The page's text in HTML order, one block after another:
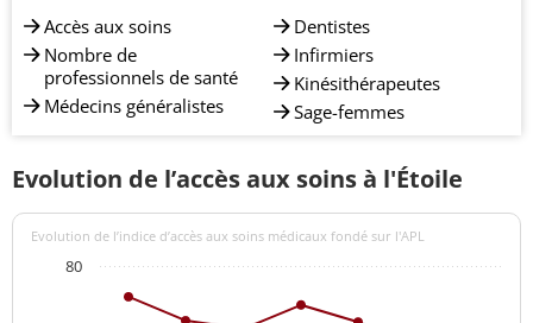
Accès aux soins
Nombre de
professionnels de santé
Médecins généralistes
Dentistes
Infirmiers
Kinésithérapeutes
Sage-femmes
Evolution de l’accès aux soins à l'Étoile
Evolution de l’indice d’accès aux soins médicaux fondé sur l'APL
80